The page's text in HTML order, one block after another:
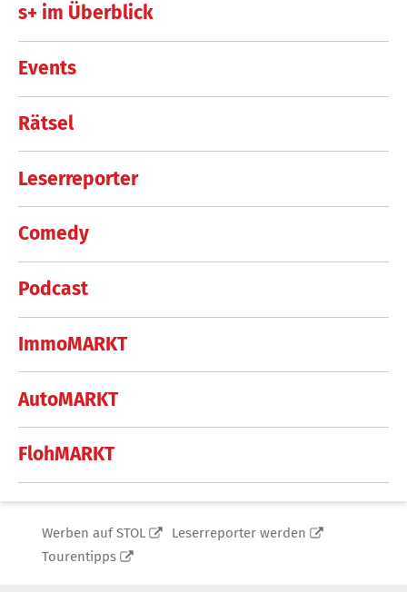
s+ im Überblick
Events
Rätsel
Leserreporter
Comedy
Podcast
ImmoMARKT
AutoMARKT
FlohMARKT
Werben auf STOL
Leserreporter werden
Tourentipps